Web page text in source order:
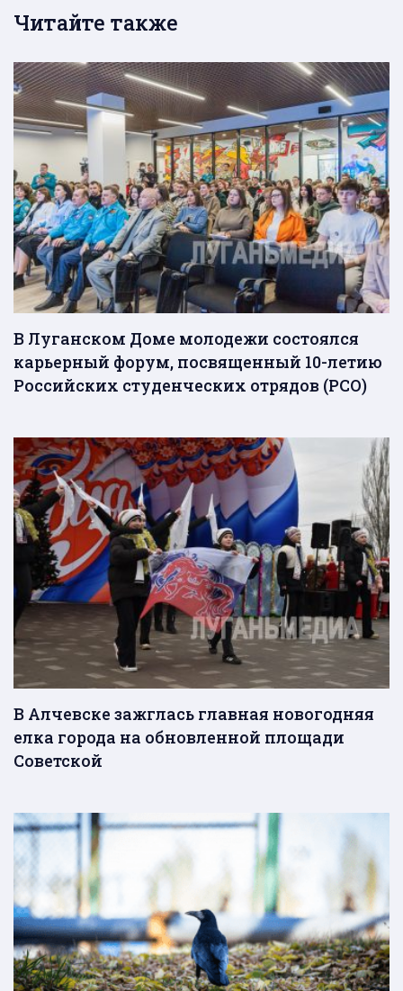
Читайте также
В Луганском Доме молодежи состоялся
карьерный форум, посвященный 10-летию
Российских студенческих отрядов (РСО)
В Алчевске зажглась главная новогодняя
елка города на обновленной площади
Советской